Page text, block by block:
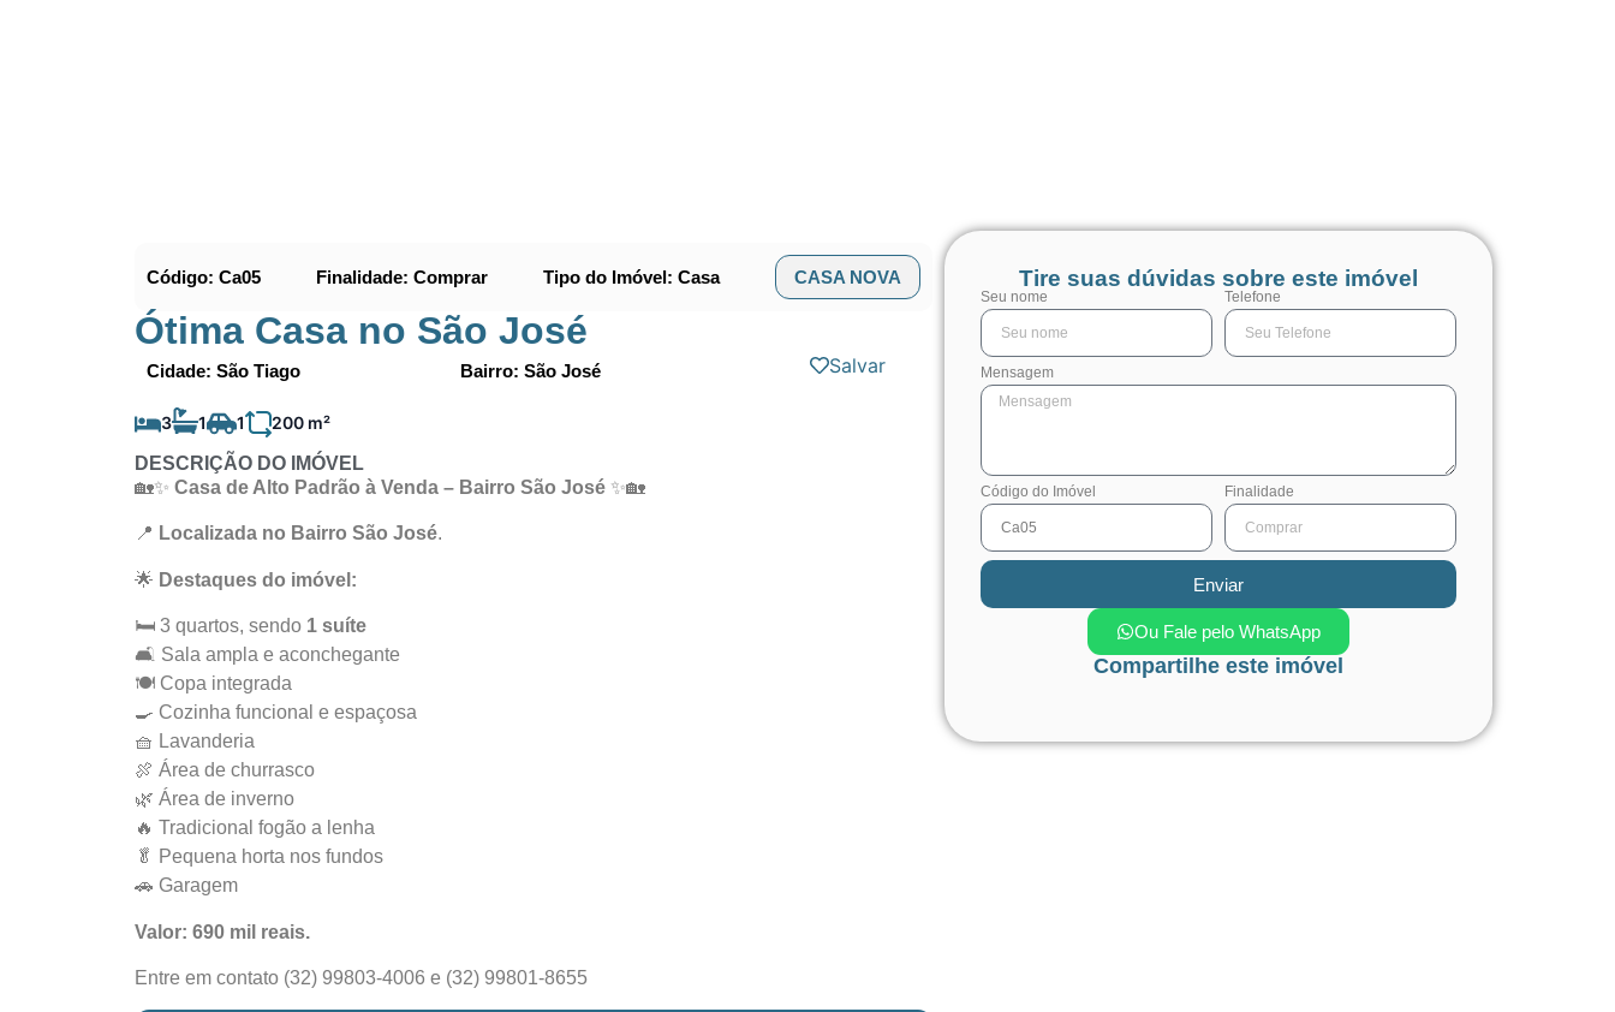
Código: Ca05 Finalidade: Comprar Tipo do Imóvel: Casa CASA NOVA
Ótima Casa no São José
Cidade: São Tiago Salvar
Bairro: São José
3 1 1 200 m²
DESCRIÇÃO DO IMÓVEL
🏡✨ Casa de Alto Padrão à Venda – Bairro São José ✨🏡
📍 Localizada no Bairro São José.
🌟 Destaques do imóvel:
🛏️ 3 quartos, sendo 1 suíte
🛋️ Sala ampla e aconchegante
🍽️ Copa integrada
🍳 Cozinha funcional e espaçosa
🧺 Lavanderia
🍖 Área de churrasco
🌿 Área de inverno
🔥 Tradicional fogão a lenha
🥬 Pequena horta nos fundos
🚗 Garagem
Valor: 690 mil reais.
Entre em contato (32) 99803-4006 e (32) 99801-8655
Tire suas dúvidas sobre este imóvel
Seu nome Telefone
Mensagem
Código do Imóvel Finalidade
Enviar
Ou Fale pelo WhatsApp
Compartilhe este imóvel